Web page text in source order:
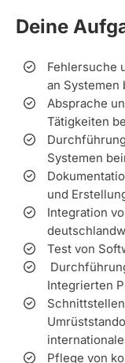
Deine
Fehlersuche
an Systemen
Absprache
Tätigkeiten
Systemen
und
Integration
Test von
Integrierten
Pflege von